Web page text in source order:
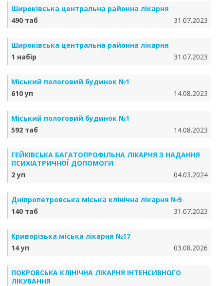
Широківська центральна районна лікарня
490 таб
31.07.2023
Широківська центральна районна лікарня
1 набір
31.07.2023
Міський пологовий будинок №1
610 уп
14.08.2023
Міський пологовий будинок №1
592 таб
14.08.2023
ГЕЙКІВСЬКА БАГАТОПРОФІЛЬНА ЛІКАРНЯ З НАДАННЯ
ПСИХІАТРИЧНОЇ ДОПОМОГИ
2 уп
04.03.2024
Дніпропетровська міська клінічна лікарня №9
140 таб
31.07.2023
Криворізька міська лікарня №17
14 уп
03.08.2026
ПОКРОВСЬКА КЛІНІЧНА ЛІКАРНЯ ІНТЕНСИВНОГО
ЛІКУВАННЯ